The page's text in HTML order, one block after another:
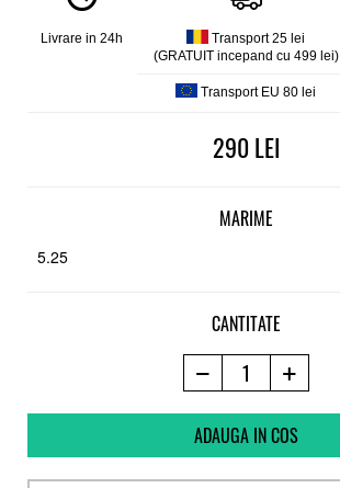
Marime
5.25Livrare in 24h
Transport 25 lei
(GRATUIT incepand cu 499 lei)
Transport EU 80 lei
290
MARIME
5.25
CANTITATE
ADAUGA IN COS